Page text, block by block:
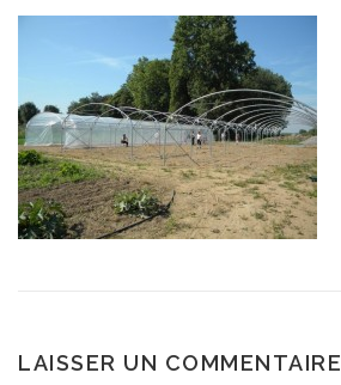
LAISSER UN COMMENTAIRE